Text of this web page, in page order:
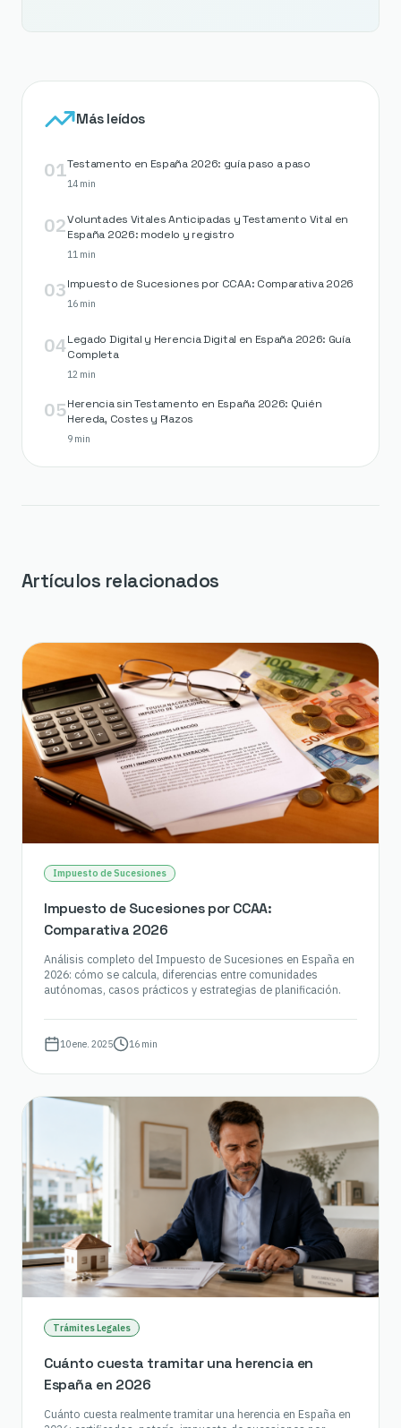
Más leídos
01Testamento en España 2026: guía paso a paso
14 min
02Voluntades Vitales Anticipadas y Testamento Vital en
España 2026: modelo y registro
11 min
03Impuesto de Sucesiones por CCAA: Comparativa 2026
16 min
04Legado Digital y Herencia Digital en España 2026: Guía
Completa
12 min
05Herencia sin Testamento en España 2026: Quién
Hereda, Costes y Plazos
9 min
Artículos relacionados
Impuesto de Sucesiones
Impuesto de Sucesiones por CCAA:
Comparativa 2026
Análisis completo del Impuesto de Sucesiones en España en
2026: cómo se calcula, diferencias entre comunidades
autónomas, casos prácticos y estrategias de planificación.
10 ene. 2025 16 min
Trámites Legales
Cuánto cuesta tramitar una herencia en
España en 2026
Cuánto cuesta realmente tramitar una herencia en España en